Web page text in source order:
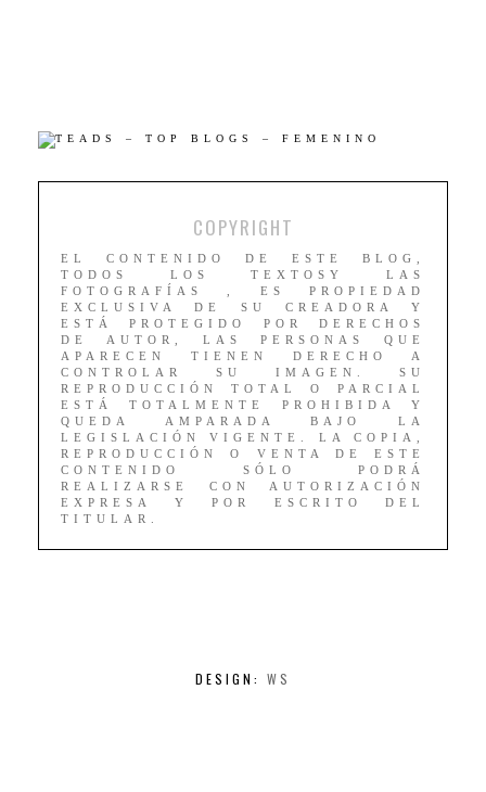
COPYRIGHT
EL CONTENIDO DE ESTE BLOG,
TODOS LOS TEXTOSY LAS
FOTOGRAFÍAS , ES PROPIEDAD
EXCLUSIVA DE SU CREADORA Y
ESTÁ PROTEGIDO POR DERECHOS
DE AUTOR, LAS PERSONAS QUE
APARECEN TIENEN DERECHO A
CONTROLAR SU IMAGEN. SU
REPRODUCCIÓN TOTAL O PARCIAL
ESTÁ TOTALMENTE PROHIBIDA Y
QUEDA AMPARADA BAJO LA
LEGISLACIÓN VIGENTE. LA COPIA,
REPRODUCCIÓN O VENTA DE ESTE
CONTENIDO SÓLO PODRÁ
REALIZARSE CON AUTORIZACIÓN
EXPRESA Y POR ESCRITO DEL
TITULAR.
DESIGN: WS